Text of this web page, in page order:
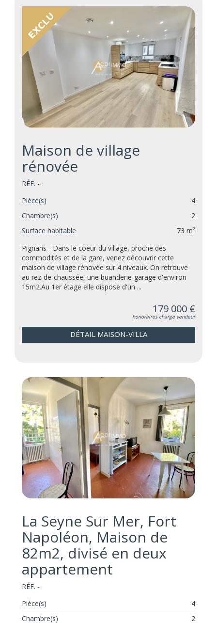
Maison de village
rénovée
RÉF. -
Pièce(s)
4
Chambre(s)
2
Surface habitable
73 m²
Pignans - Dans le coeur du village, proche des
commodités et de la gare, venez découvrir cette
maison de village rénovée sur 4 niveaux. On retrouve
au rez-de-chaussée, une buanderie-garage d'environ
15m2.Au 1er étage elle dispose d'un ...
179 000 €
honoraires charge vendeur
DÉTAIL MAISON-VILLA
La Seyne Sur Mer, Fort
Napoléon, Maison de
82m2, divisé en deux
appartement
RÉF. -
Pièce(s)
4
Chambre(s)
2